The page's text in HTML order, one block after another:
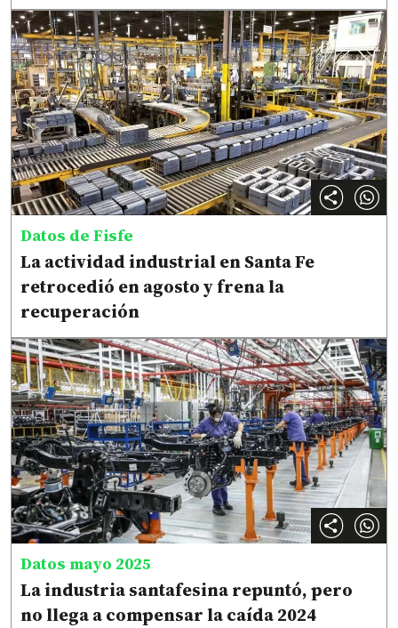
Datos de Fisfe
La actividad industrial en Santa Fe
retrocedió en agosto y frena la
recuperación
Datos mayo 2025
La industria santafesina repuntó, pero
no llega a compensar la caída 2024